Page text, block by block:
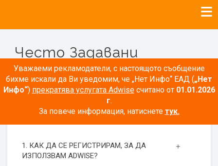
Уважаеми рекламодатели, с настоящото съобщение
бихме искали да Ви уведомим, че „Нет Инфо“ ЕАД („Нет
Инфо“) прекратява услугата Adwiseсчитано от 01.01.2026
г.
За повече информация, натиснете тук.
Често Задавани
Въпроси
РЕГИСТРАЦИЯ
1. КАК ДА СЕ РЕГИСТРИРАМ, ЗА ДА
ИЗПОЛЗВАМ ADWISE?